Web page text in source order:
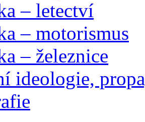
– letectví
– motorismus
– železnice
ideologie,